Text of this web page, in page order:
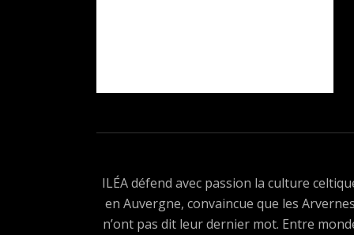
ILÉA défend avec passion la culture
en Auvergne, convaincue que les Arvernes
n’ont pas dit leur dernier mot. Entre